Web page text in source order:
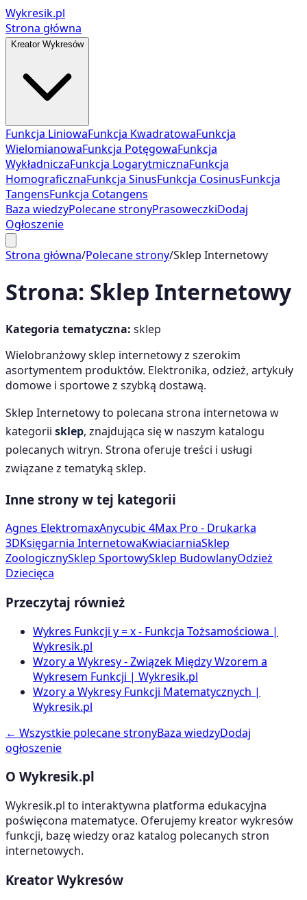
Wykresik.pl
Strona główna
Kreator Wykresów
Funkcja LiniowaFunkcja KwadratowaFunkcja
WielomianowaFunkcja PotęgowaFunkcja
WykładniczaFunkcja LogarytmicznaFunkcja
HomograficznaFunkcja SinusFunkcja CosinusFunkcja
TangensFunkcja Cotangens
Baza wiedzyPolecane stronyPrasoweczkiDodaj
Ogłoszenie
Strona główna/Polecane strony/Sklep Internetowy
Strona: Sklep Internetowy
Kategoria tematyczna: sklep
Wielobranżowy sklep internetowy z szerokim
asortymentem produktów. Elektronika, odzież, artykuły
domowe i sportowe z szybką dostawą.
Sklep Internetowyto polecana strona internetowa w
kategorii sklep, znajdująca się w naszym katalogu
polecanych witryn. Strona oferuje treści i usługi
związane z tematyką sklep.
Inne strony w tej kategorii
Agnes ElektromaxAnycubic 4Max Pro - Drukarka
3DKsięgarnia InternetowaKwiaciarniaSklep
ZoologicznySklep SportowySklep BudowlanyOdzież
Dziecięca
Przeczytaj również
Wykres Funkcji y = x - Funkcja Tożsamościowa |
Wykresik.pl
Wzory a Wykresy - Związek Między Wzorem a
Wykresem Funkcji | Wykresik.pl
Wzory a Wykresy Funkcji Matematycznych |
Wykresik.pl
← Wszystkie polecane stronyBaza wiedzyDodaj
ogłoszenie
O Wykresik.pl
Wykresik.pl to interaktywna platforma edukacyjna
poświęcona matematyce. Oferujemy kreator wykresów
funkcji, bazę wiedzy oraz katalog polecanych stron
internetowych.
Kreator Wykresów